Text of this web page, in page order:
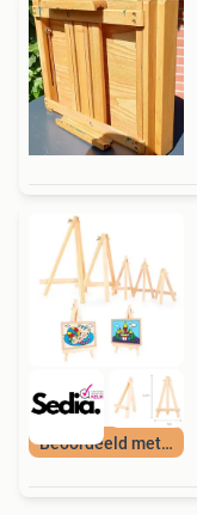
Beoordeeld met 9+